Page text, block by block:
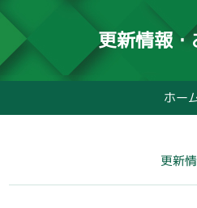
更新情報・
ホー
更新